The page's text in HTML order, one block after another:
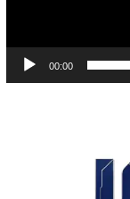
00:00